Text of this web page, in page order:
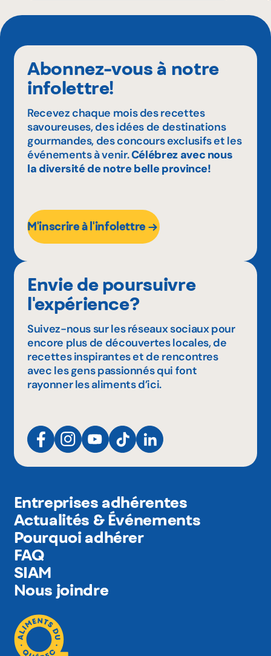
Abonnez-vous à notre
infolettre!
Recevez chaque mois des recettes
savoureuses, des idées de destinations
gourmandes, des concours exclusifs et les
événements à venir.Célébrez avec nous
la diversité de notre belle province!
M'inscrire à l'infolettre
Envie de poursuivre
l'expérience?
Suivez-nous sur les réseaux sociaux pour
encore plus de découvertes locales, de
recettes inspirantes et de rencontres
avec les gens passionnés qui font
rayonner les aliments d’ici.
Entreprises adhérentes
Actualités & Événements
Pourquoi adhérer
FAQ
SIAM
Nous joindre